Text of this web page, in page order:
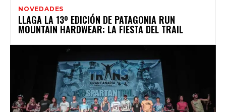
NOVEDADES
LLAGA LA 13º EDICIÓN DE PATAGONIA RUN
MOUNTAIN HARDWEAR: LA FIESTA DEL TRAIL